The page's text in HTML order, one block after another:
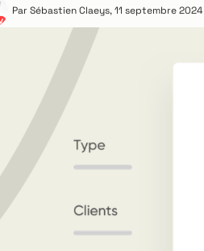
Par Sébastien Claeys,11 septembre 2024